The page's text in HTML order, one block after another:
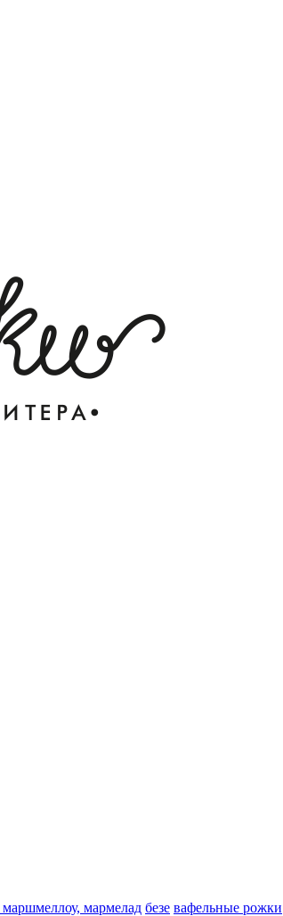
маршмеллоу, мармелад безе вафельные рожки